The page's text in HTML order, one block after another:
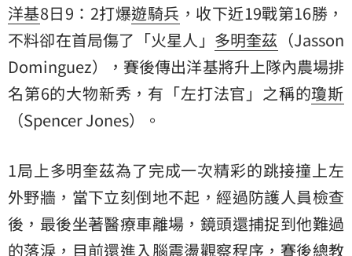
洋基8日9：2打爆遊騎兵 ，收下近19戰第16勝，
不料卻在首局傷了「火星人」 多明奎茲 （Jasson
Dominguez），賽後傳出洋基將升上隊內農場排
名第6的大物新秀，有「左打法官」之稱的瓊斯
（Spencer Jones）。
1局上多明奎茲為了完成一次精彩的跳接撞上左
外野牆，當下立刻倒地不起，經過防護人員檢查
後，最後坐著醫療車離場，鏡頭還捕捉到他難過
的落淚，目前還進入腦震盪觀察程序，賽後總教